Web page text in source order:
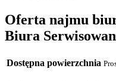
Oferta najmu
Biura
Dostępna powierzchnia